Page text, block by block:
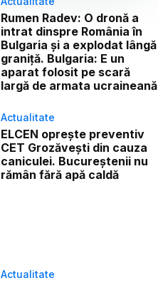
Rumen Radev: O dronă a
intrat dinspre România în
Bulgaria și a explodat lângă
graniță. Bulgaria: E un
aparat folosit pe scară
largă de armata ucraineană
Actualitate
ELCEN oprește preventiv
CET Grozăvești din cauza
caniculei. Bucureștenii nu
rămân fără apă caldă
Actualitate